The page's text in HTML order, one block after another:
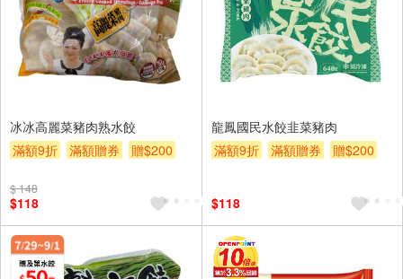
冰冰高麗菜豬肉熟水餃
滿額9折
滿額贈券 贈$200
$ 148
$118
龍鳳國民水餃韭菜豬肉
滿額9折
滿額贈券 贈$200
$118